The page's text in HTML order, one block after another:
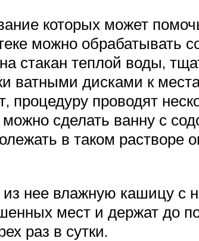
которых может
можно обрабатывать
стакан теплой воды,
ватными дисками к
проводят
сделать ванну с
в таком растворе
нее влажную кашицу с
мест и держат до
раз в сутки.